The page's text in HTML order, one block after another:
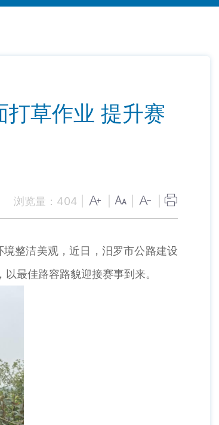
草作业 提升赛
浏览量： 404
整洁美观，近日，汨罗市公路建设
最佳路容路貌迎接赛事到来。